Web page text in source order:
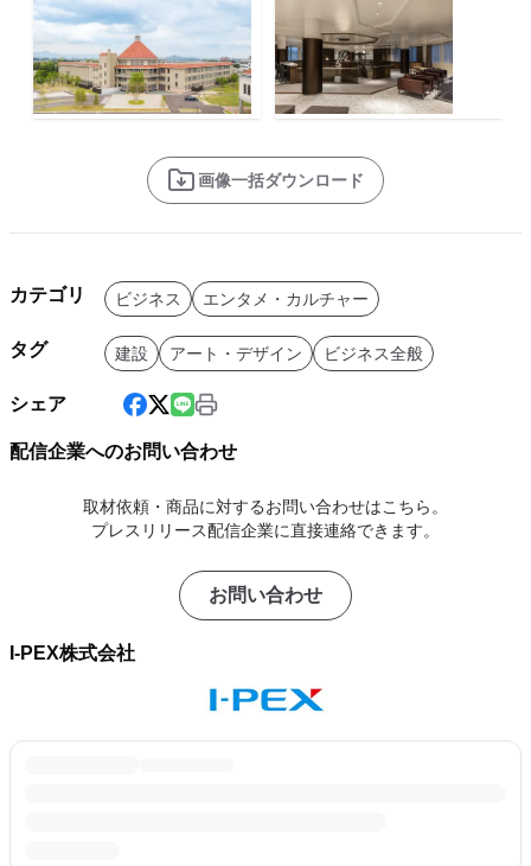
画像一括ダウンロード
カテゴリ ビジネス エンタメ・カルチャー
タグ 建設 アート・デザイン ビジネス全般
シェア
配信企業へのお問い合わせ
取材依頼・商品に対するお問い合わせはこちら。
プレスリリース配信企業に直接連絡できます。
お問い合わせ
I-PEX株式会社